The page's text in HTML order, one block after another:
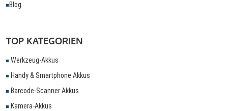
Blog
TOP KATEGORIEN
Werkzeug-Akkus
Handy & Smartphone Akkus
Barcode-Scanner Akkus
Kamera-Akkus